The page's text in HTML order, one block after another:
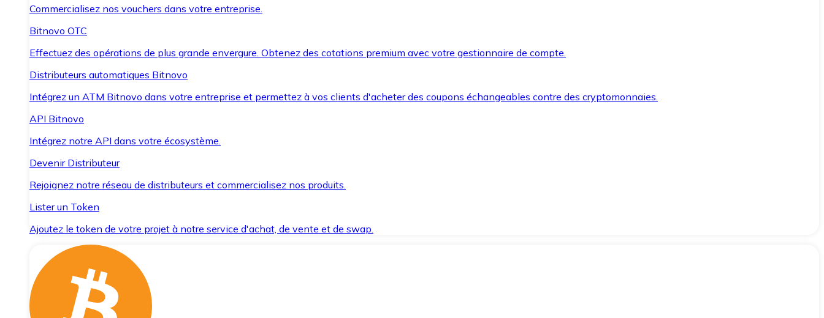
Commercialisez nos vouchers dans votre entreprise.
Bitnovo OTC
Effectuez des opérations de plus grande envergure. Obtenez des cotations premium avec votre gestionnaire de compte.
Distributeurs automatiques Bitnovo
Intégrez un ATM Bitnovo dans votre entreprise et permettez à vos clients d'acheter des coupons échangeables contre des cryptomonnaies.
API Bitnovo
Intégrez notre API dans votre écosystème.
Devenir Distributeur
Rejoignez notre réseau de distributeurs et commercialisez nos produits.
Lister un Token
Ajoutez le token de votre projet à notre service d'achat, de vente et de swap.